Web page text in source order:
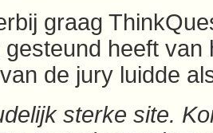
graag
gesteund heeft van
de jury luidde
sterke site.